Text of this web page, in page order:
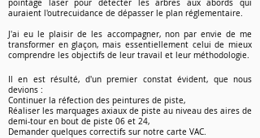
pointage laser pour détecter les arbres aux abords qui
auraient l'outrecuidance de dépasser le plan réglementaire.
J'ai eu le plaisir de les accompagner, non par envie de me
transformer en glaçon, mais essentiellement celui de mieux
comprendre les objectifs de leur travail et leur méthodologie.
Il en est résulté, d'un premier constat évident, que nous
devions :
Continuer la réfection des peintures de piste,
Réaliser les marquages axiaux de piste au niveau des aires de
demi-tour en bout de piste 06 et 24,
Demander quelques correctifs sur notre carte VAC.